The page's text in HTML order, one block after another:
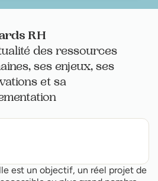
est un objectif, un réel projet de
RH
des ressources
ses enjeux, ses
et sa
de quoi parle-t-on ?
pour améliorer